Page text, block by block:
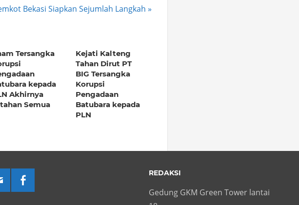
Bekasi Siapkan Sejumlah Langkah
Tersangka
kepada
Akhirnya
Semua
Kejati Kalteng
Tahan Dirut PT
BIG Tersangka
Korupsi
Pengadaan
Batubara kepada
PLN
REDAKSI
Gedung GKM Green Tower lantai